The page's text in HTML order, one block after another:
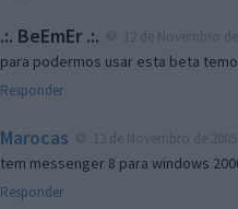
.:. BeEmEr .:.
para podermos usar esta beta
Responder
Marocas
tem messenger 8 para windows
Responder